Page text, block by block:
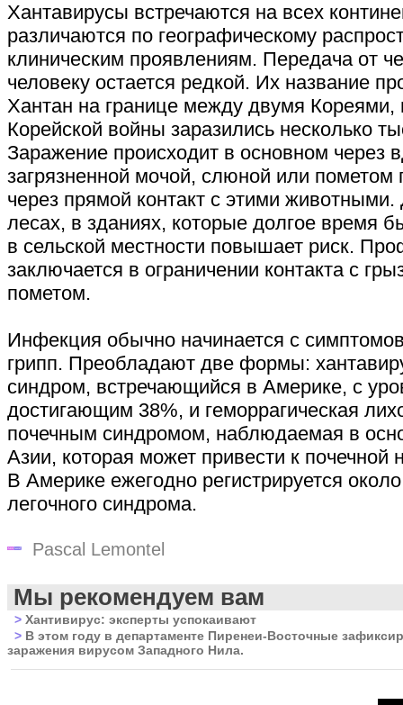
Хантавирусы встречаются на всех
различаются по географическому
клиническим проявлениям. Передача от
человеку остается редкой. Их название
Хантан на границе между двумя Кореями,
Корейской войны заразились несколько
Заражение происходит в основном через
загрязненной мочой, слюной или пометом
через прямой контакт с этими животными.
лесах, в зданиях, которые долгое время
в сельской местности повышает риск.
заключается в ограничении контакта с
пометом.
Инфекция обычно начинается с
грипп. Преобладают две формы:
синдром, встречающийся в Америке, с
достигающим 38%, и геморрагическая
почечным синдромом, наблюдаемая в
Азии, которая может привести к почечной
В Америке ежегодно регистрируется
легочного синдрома.
Pascal Lemontel
Мы рекомендуем вам
> Хантивирус: эксперты успокаивают
> В этом году в департаменте Пиренеи-Восточные
заражения вирусом Западного Нила.